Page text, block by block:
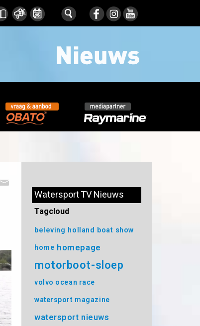
Watersport TV Nieuws
Tagcloud
beleving holland boat show
home homepage
motorboot-sloep
volvo ocean race
watersport magazine
watersport nieuws